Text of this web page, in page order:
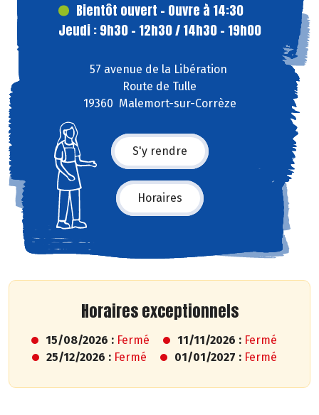
Bientôt ouvert - Ouvre à 14:30
Jeudi : 9h30 - 12h30 / 14h30 - 19h00
57 avenue de la Libération
Route de Tulle
19360 Malemort-sur-Corrèze
S'y rendre
Horaires
Horaires exceptionnels
15/08/2026 : Fermé 11/11/2026 : Fermé
25/12/2026 : Fermé 01/01/2027 : Fermé